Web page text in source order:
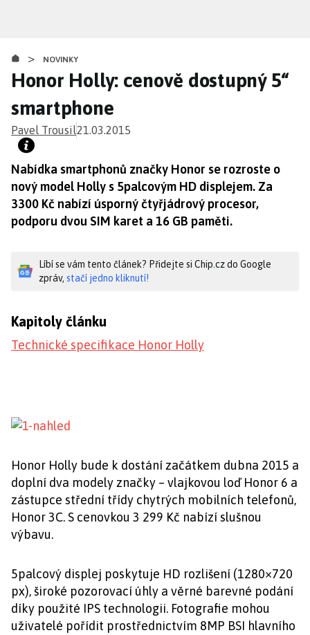
obsahu
> NOVINKY
Honor Holly: cenově dostupný 5“
smartphone
Pavel Trousil21.03.2015
Nabídka smartphonů značky Honor se rozroste o
nový model Holly s 5palcovým HD displejem. Za
3300 Kč nabízí úsporný čtyřjádrový procesor,
podporu dvou SIM karet a 16 GB paměti.
Líbí se vám tento článek? Přidejte si Chip.cz do Google
zpráv, stačí jedno kliknutí!
Kapitoly článku
Technické specifikace Honor Holly
Honor Holly bude k dostání začátkem dubna 2015 a
doplní dva modely značky – vlajkovou loď Honor 6 a
zástupce střední třídy chytrých mobilních telefonů,
Honor 3C. S cenovkou 3 299 Kč nabízí slušnou
výbavu.
5palcový displej poskytuje HD rozlišení (1280×720
px), široké pozorovací úhly a věrné barevné podání
díky použité IPS technologii. Fotografie mohou
uživatelé pořídit prostřednictvím 8MP BSI hlavního